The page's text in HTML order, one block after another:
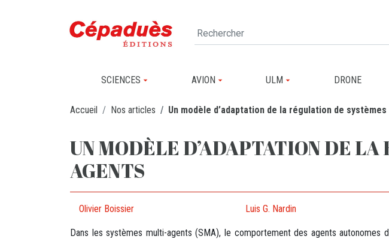
SCIENCES AVION ULM DRONE
Accueil Nos articles Un modèle d’adaptation de la régulation de
UN MODÈLE D’ADAPTATION DE
AGENTS
Olivier Boissier Luis G. Nardin
Dans les systèmes multi-agents (SMA), le comportement des agents